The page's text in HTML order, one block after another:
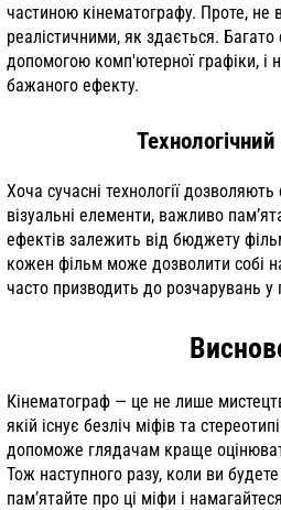
частиною кінематографу. Проте, не
реалістичними, як здається.
допомогою комп'ютерної графіки, і
бажаного ефекту.
Хоча сучасні технології
візуальні елементи, важливо
ефектів залежить від бюджету
кожен фільм може дозволити собі
часто призводить до розчарувань у
Кінематограф — це не лише
якій існує безліч міфів та
допоможе глядачам краще
Тож наступного разу, коли ви
пам’ятайте про ці міфи і